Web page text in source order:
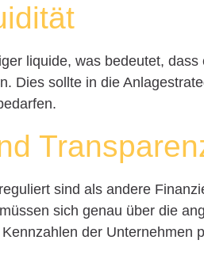
liquide, was bedeutet,
Dies sollte in die
sind als andere
sich genau über die
der Unternehmen